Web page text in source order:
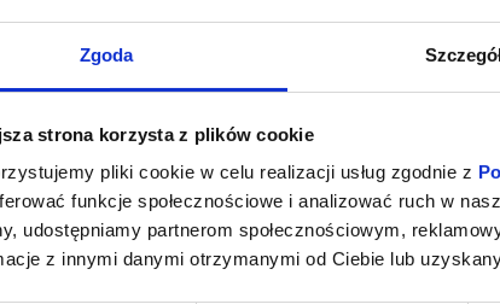
Zgoda
strona korzysta z plików cookie
pliki cookie w celu realizacji usług zgodnie z
funkcje społecznościowe i analizować ruch w
udostępniamy partnerom społecznościowym,
z innymi danymi otrzymanymi od Ciebie lub